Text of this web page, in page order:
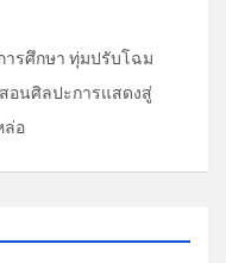
ารศึกษา ทุ่มปรับโฉม
สอนศิลปะการแสดงสู่
ล่อ